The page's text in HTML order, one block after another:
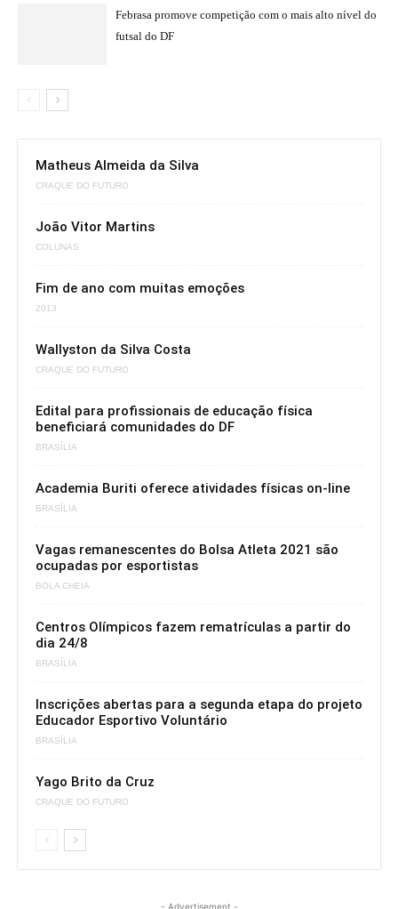
Febrasa promove competição com o mais alto nível do
futsal do DF
Matheus Almeida da Silva
CRAQUE DO FUTURO
João Vitor Martins
COLUNAS
Fim de ano com muitas emoções
2013
Wallyston da Silva Costa
CRAQUE DO FUTURO
Edital para profissionais de educação física
beneficiará comunidades do DF
BRASÍLIA
Academia Buriti oferece atividades físicas on-line
BRASÍLIA
Vagas remanescentes do Bolsa Atleta 2021 são
ocupadas por esportistas
BOLA CHEIA
Centros Olímpicos fazem rematrículas a partir do
dia 24/8
BRASÍLIA
Inscrições abertas para a segunda etapa do projeto
Educador Esportivo Voluntário
BRASÍLIA
Yago Brito da Cruz
CRAQUE DO FUTURO
- Advertisement -